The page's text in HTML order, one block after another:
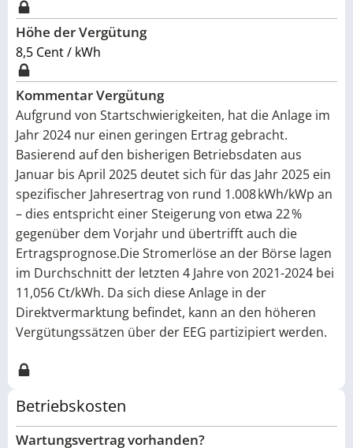
Höhe der Vergütung
8,5 Cent / kWh
Kommentar Vergütung
Aufgrund von Startschwierigkeiten, hat die Anlage im
Jahr 2024 nur einen geringen Ertrag gebracht.
Basierend auf den bisherigen Betriebsdaten aus
Januar bis April 2025 deutet sich für das Jahr 2025 ein
spezifischer Jahresertrag von rund 1.008 kWh/kWp an
– dies entspricht einer Steigerung von etwa 22 %
gegenüber dem Vorjahr und übertrifft auch die
Ertragsprognose.Die Stromerlöse an der Börse lagen
im Durchschnitt der letzten 4 Jahre von 2021-2024 bei
11,056 Ct/kWh. Da sich diese Anlage in der
Direktvermarktung befindet, kann an den höheren
Vergütungssätzen über der EEG partizipiert werden.
Betriebskosten
Wartungsvertrag vorhanden?